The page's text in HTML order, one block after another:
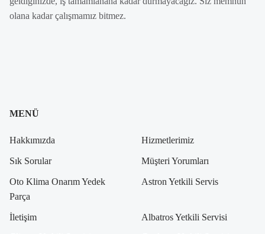
olana kadar çalışmamız bitmez.
MENÜ
Hakkımızda Hizmetlerimiz
Sık Sorular Müşteri Yorumları
Oto Klima Onarım Yedek
Parça
Astron Yetkili Servis
İletişim Albatros Yetkili Servisi